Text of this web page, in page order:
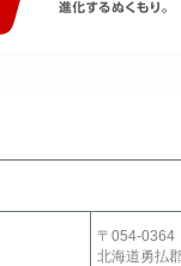
〒054-0364
北海道勇払